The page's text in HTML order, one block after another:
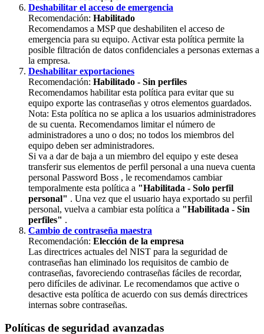
Deshabilitar el acceso de emergencia
Recomendación: Habilitado
Recomendamos a MSP que deshabiliten el acceso de
emergencia para su equipo. Activar esta política permite la
posible filtración de datos confidenciales a personas externas a
la empresa.
Deshabilitar exportaciones
Recomendación: Habilitado - Sin perfiles
Recomendamos habilitar esta política para evitar que su
equipo exporte las contraseñas y otros elementos guardados.
Nota: Esta política no se aplica a los usuarios administradores
de su cuenta. Recomendamos limitar el número de
administradores a uno o dos; no todos los miembros del
equipo deben ser administradores.
Si va a dar de baja a un miembro del equipo y este desea
transferir sus elementos de perfil personal a una nueva cuenta
personal Password Boss , le recomendamos cambiar
temporalmente esta política a "Habilitada - Solo perfil
personal" . Una vez que el usuario haya exportado su perfil
personal, vuelva a cambiar esta política a "Habilitada - Sin
perfiles" .
Cambio de contraseña maestra
Recomendación: Elección de la empresa
Las directrices actuales del NIST para la seguridad de
contraseñas han eliminado los requisitos de cambio de
contraseñas, favoreciendo contraseñas fáciles de recordar,
pero difíciles de adivinar. Le recomendamos que active o
desactive esta política de acuerdo con sus demás directrices
internas sobre contraseñas.
Políticas de seguridad avanzadas